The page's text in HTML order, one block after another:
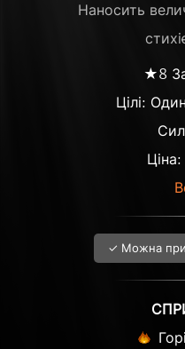
Наносить
★8
Цілі:
✓ Можна